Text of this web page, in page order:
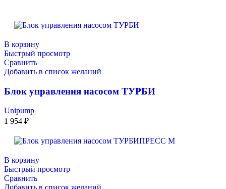
В корзину
Быстрый просмотр
Сравнить
Добавить в список желаний
Блок управления насосом ТУРБИ
Unipump
1 954 ₽
В корзину
Быстрый просмотр
Сравнить